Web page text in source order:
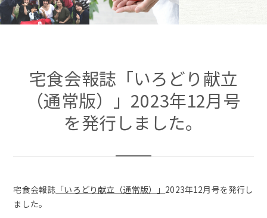
宅食会報誌「いろどり献立
（通常版）」2023年12月号
を発行しました。
宅食会報誌 「いろどり献立（通常版）」 2023年12月号を発行し
ました。